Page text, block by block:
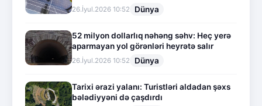
26.İyul.2026 10:52 Dünya
52 milyon dollarlıq nəhəng səhv: Heç yerə
aparmayan yol görənləri heyrətə salır
26.İyul.2026 10:52 Dünya
Tarixi ərazi yalanı: Turistləri aldadan şəxs
bələdiyyəni də çaşdırdı